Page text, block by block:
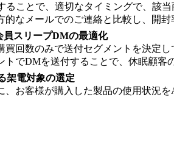
ることで、適切なタイミングで、該
的なメールでのご連絡と比較し、開
スリープDMの最適化
買回数のみで送付セグメントを決定
トでDMを送付することで、休眠顧客
架電対象の選定
、お客様が購入した製品の使用状況